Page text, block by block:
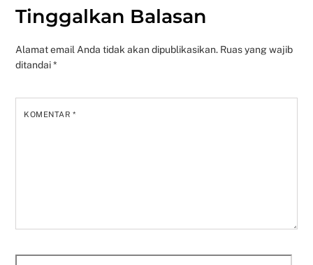
Tinggalkan Balasan
Alamat email Anda tidak akan dipublikasikan. Ruas yang wajib
ditandai*
KOMENTAR*